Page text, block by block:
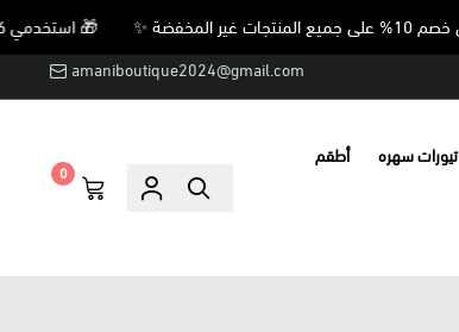
🎁 استخدمي كود VIP10 واحصلي على خصم 10% على جميع المنتجات غير المخفضة ✨
amaniboutique2024@gmail.com
تيورات سهره أطقم
0